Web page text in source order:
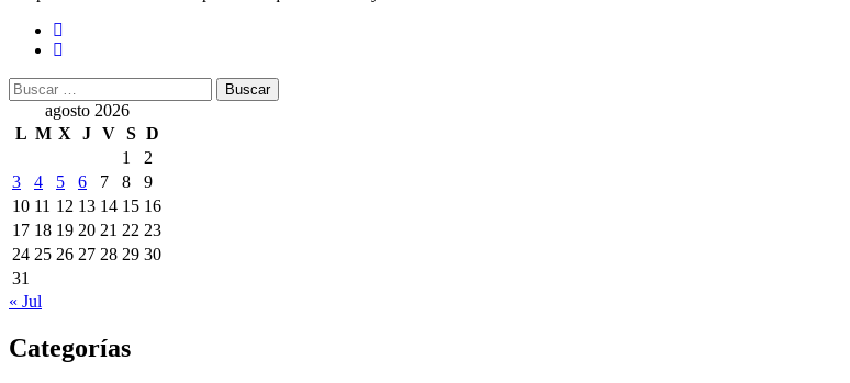
Buscar:
agosto 2026
L M X J V S D
1
2
3
4 5 6 7 8
9
10 11 12 13 14 15 16
17 18 19 20 21 22 23
24 25 26 27 28 29 30
31
« Jul
Categorías